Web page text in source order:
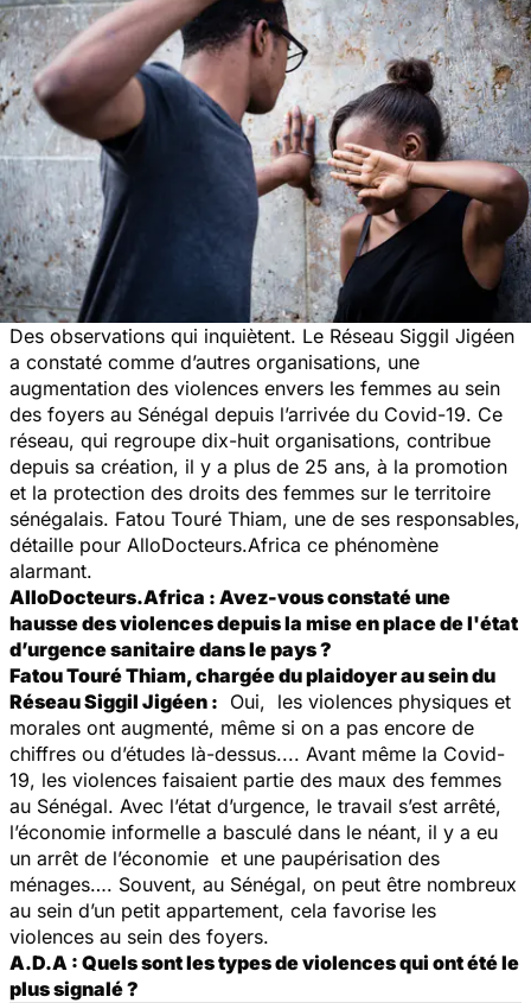
Des observations qui inquiètent. Le Réseau Siggil Jigéen
a constaté comme d’autres organisations, une
augmentation des violences envers les femmes au sein
des foyers au Sénégal depuis l’arrivée du Covid-19. Ce
réseau, qui regroupe dix-huit organisations, contribue
depuis sa création, il y a plus de 25 ans, à la promotion
et la protection des droits des femmes sur le territoire
sénégalais. Fatou Touré Thiam, une de ses responsables,
détaille pour AlloDocteurs.Africa ce phénomène
alarmant.
AlloDocteurs.Africa : Avez-vous constaté une
hausse des violences depuis la mise en place de l'état
d’urgence sanitaire dans le pays ?
Fatou Touré Thiam, chargée du plaidoyer au sein du
Réseau Siggil Jigéen : Oui, les violences physiques et
morales ont augmenté, même si on a pas encore de
chiffres ou d’études là-dessus.... Avant même la Covid-
19, les violences faisaient partie des maux des femmes
au Sénégal. Avec l’état d’urgence, le travail s’est arrêté,
l’économie informelle a basculé dans le néant, il y a eu
un arrêt de l’économie et une paupérisation des
ménages…. Souvent, au Sénégal, on peut être nombreux
au sein d’un petit appartement, cela favorise les
violences au sein des foyers.
A.D.A : Quels sont les types de violences qui ont été le
plus signalé ?